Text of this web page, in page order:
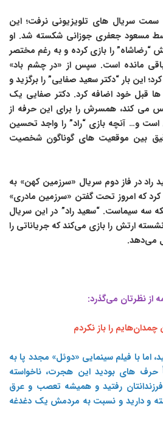
سریال های تلویزیونی نرفت؛ این
مسعود جعفری جوزانی شکسته شد. او
را بازی کرده و به رغم مختصر‌
مانده است. سپس از «در چشم باد»
این بار “دکتر سعید صفایی” را برگزید و
ها قبل خود اضافه کرد. دکتر صفایی یک
می کند، همسرش را برای این حرفه از
و… آنچه بازی “راد” را واجد تحسین
بین موقعیت های گوناگون شخصیت
در فاز دوم سریال «سرزمین کهن» به
کرد که امروز تحت گفتن «سرزمین مادری»
سه سیماست. “سعید راد” در این سریال
ارتش را بازی می‌کند که جریاناتی را
می‌دهد.
از نظرتان می‌گذرد:
را باز نکردم
ایران رفتید، اما با فیلم سینمایی «دوئل» مجدد پا به
حرف های بودید این هجرت، ناخواسته
رفتید و همیشه تعصب و عرق
و دارید و نسبت به مردمش یک دغدغه